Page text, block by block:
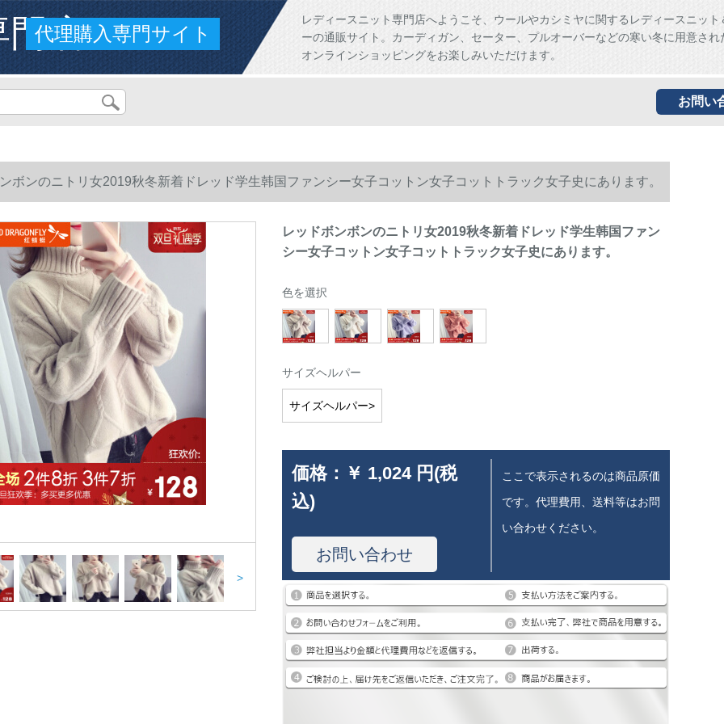
店
代理購入専門サイト
レディースニット専門店へようこそ、ウールやカシミヤに関するレディースニット
ーの通販サイト。カーディガン、セーター、プルオーバーなどの寒い冬に用意され
オンラインショッピングをお楽しみいただけます。
お問い
ボンのニトリ女2019秋冬新着ドレッド学生韩国ファンシー女子コットン女子コットトラック女子史にあります。
>
レッドボンボンのニトリ女2019秋冬新着ドレッド学生韩国ファン
シー女子コットン女子コットトラック女子史にあります。
色を選択
サイズヘルパー
サイズヘルパー>
価格： ￥ 1,024 円(税
込)
お問い合わせ
ここで表示されるのは商品原価
です。代理費用、送料等はお問
い合わせください。